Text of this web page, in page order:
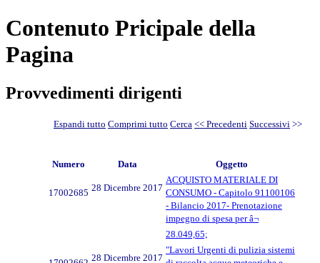
Contenuto Pricipale della
Pagina
Provvedimenti dirigenti
Espandi tutto Comprimi tutto Cerca << Precedenti Successivi >>
Numero Data Oggetto
17002685 28 Dicembre 2017
ACQUISTO MATERIALE DI
CONSUMO - Capitolo 91100106
- Bilancio 2017- Prenotazione
impegno di spesa per â¬
28.049,65;
28 Dicembre 2017
"Lavori Urgenti di pulizia sistemi